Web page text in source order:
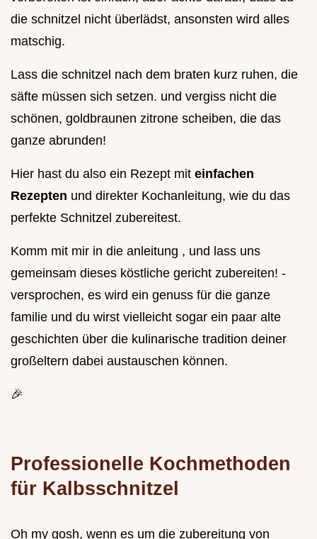
die schnitzel nicht überlädst, ansonsten wird alles
matschig.
Lass die schnitzel nach dem braten kurz ruhen, die
säfte müssen sich setzen. und vergiss nicht die
schönen, goldbraunen zitrone scheiben, die das
ganze abrunden!
Hier hast du also ein Rezept mit einfachen
Rezepten und direkter Kochanleitung, wie du das
perfekte Schnitzel zubereitest.
Komm mit mir in die anleitung , und lass uns
gemeinsam dieses köstliche gericht zubereiten! -
versprochen, es wird ein genuss für die ganze
familie und du wirst vielleicht sogar ein paar alte
geschichten über die kulinarische tradition deiner
großeltern dabei austauschen können.
🎉
Professionelle Kochmethoden
für Kalbsschnitzel
Oh my gosh, wenn es um die zubereitung von